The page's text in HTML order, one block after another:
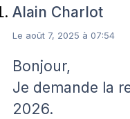
Alain Charlot
Le août 7, 2025 à 07:54
Bonjour,
Je demande la
2026.